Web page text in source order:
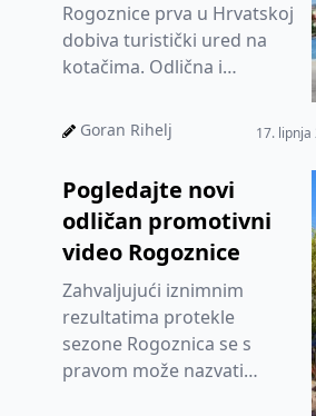
Rogoznice prva u Hrvatskoj
dobiva turistički ured na
kotačima. Odlična i
tamo gdje su gosti, a ne
Goran Rihelj 17. lipnja
Pogledajte novi
odličan promotivni
video Rogoznice
Zahvaljujući iznimnim
rezultatima protekle
sezone Rogoznica se s
pravom može nazvati